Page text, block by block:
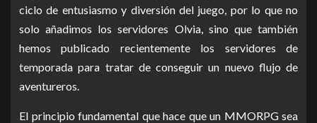
ciclo de entusiasmo y diversión del juego, por lo que no
solo añadimos los servidores Olvia, sino que también
hemos publicado recientemente los servidores de
temporada para tratar de conseguir un nuevo flujo de
aventureros.
El principio fundamental que hace que un MMORPG sea